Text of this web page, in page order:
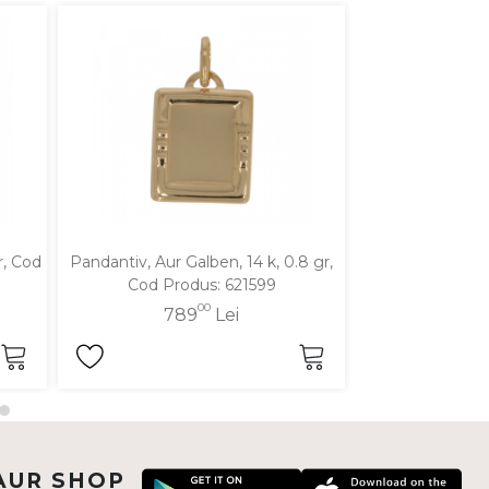
Cod
Pandantiv, Aur Galben, 14 k, 0.8 gr,
Cod Produs: 621599
78900 Lei
SHOP